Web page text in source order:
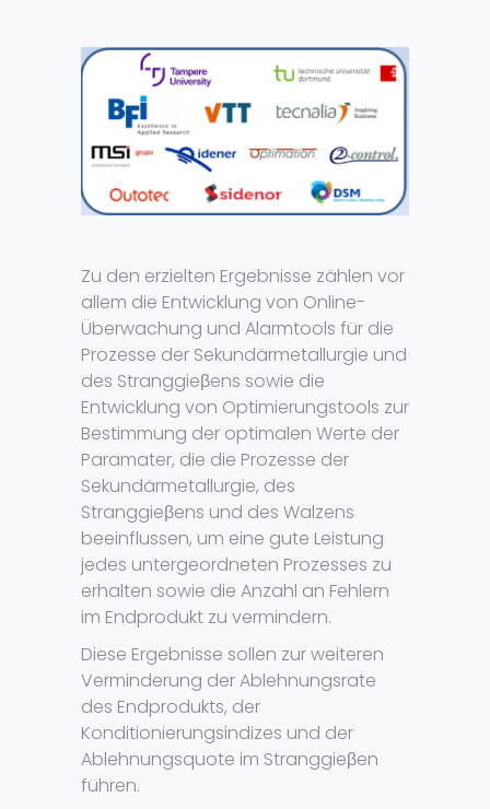
Zu den erzielten Ergebnisse zählen vor
allem die Entwicklung von Online-
Überwachung und Alarmtools für die
Prozesse der Sekundärmetallurgie und
des Stranggieβens sowie die
Entwicklung von Optimierungstools zur
Bestimmung der optimalen Werte der
Paramater, die die Prozesse der
Sekundärmetallurgie, des
Stranggieβens und des Walzens
beeinflussen, um eine gute Leistung
jedes untergeordneten Prozesses zu
erhalten sowie die Anzahl an Fehlern
im Endprodukt zu vermindern.
Diese Ergebnisse sollen zur weiteren
Verminderung der Ablehnungsrate
des Endprodukts, der
Konditionierungsindizes und der
Ablehnungsquote im Stranggieβen
führen.